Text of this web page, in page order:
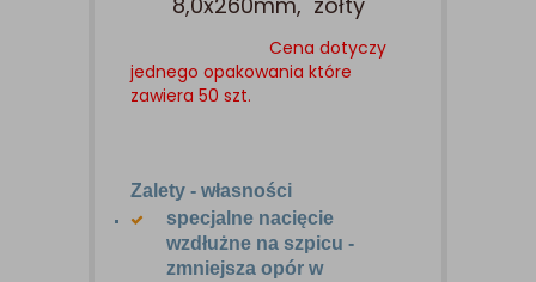
Cena dotyczy
jednego opakowania które
zawiera 50 szt.
Zalety - własności
specjalne nacięcie
wzdłużne na szpicu -
zmniejsza opór w